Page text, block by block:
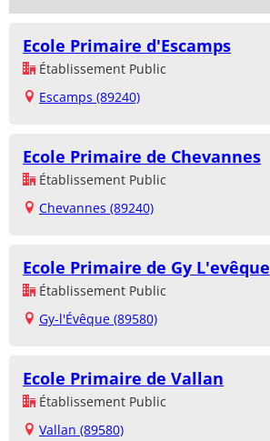
Ecole Primaire d'Escamps
Établissement Public
Escamps (89240)
Ecole Primaire de Chevannes
Établissement Public
Chevannes (89240)
Ecole Primaire de Gy L'evêque
Établissement Public
Gy-l'Évêque (89580)
Ecole Primaire de Vallan
Établissement Public
Vallan (89580)